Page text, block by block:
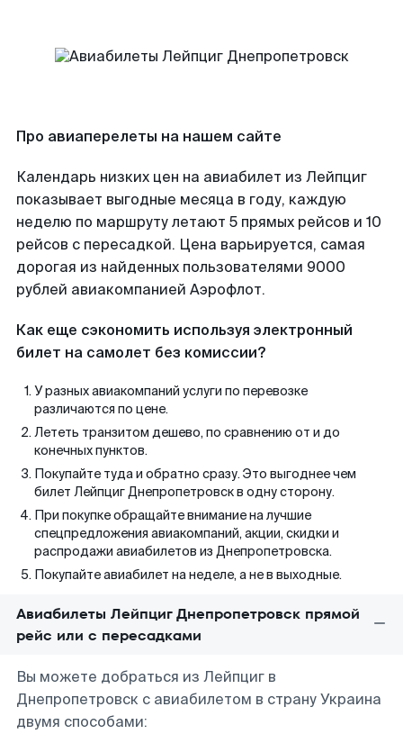
Про авиаперелеты на нашем сайте
Календарь низких цен на авиабилет из Лейпциг
показывает выгодные месяца в году, каждую
неделю по маршруту летают 5 прямых рейсов и 10
рейсов с пересадкой. Цена варьируется, самая
дорогая из найденных пользователями 9000
рублей авиакомпанией Аэрофлот.
Как еще сэкономить используя электронный
билет на самолет без комиссии?
У разных авиакомпаний услуги по перевозке
различаются по цене.
Лететь транзитом дешево, по сравнению от и до
конечных пунктов.
Покупайте туда и обратно сразу. Это выгоднее чем
билет Лейпциг Днепропетровск в одну сторону.
При покупке обращайте внимание на лучшие
спецпредложения авиакомпаний, акции, скидки и
распродажи авиабилетов из Днепропетровска.
Покупайте авиабилет на неделе, а не в выходные.
Авиабилеты Лейпциг Днепропетровск прямой
рейс или с пересадками
Вы можете добраться из Лейпциг в
Днепропетровск с авиабилетом в страну Украина
двумя способами: